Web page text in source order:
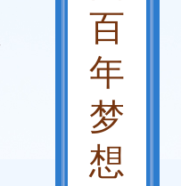
百
年
梦
想